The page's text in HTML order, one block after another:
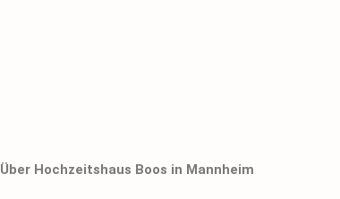
Über Hochzeitshaus Boos in Mannheim